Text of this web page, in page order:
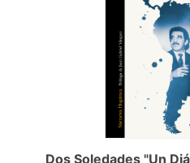
Dos Soledades "Un